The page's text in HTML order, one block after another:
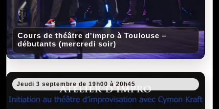
Cours de théâtre d’impro à Toulouse –
débutants (mercredi soir)
Jeudi 3 septembre de 19h00 à 20h45